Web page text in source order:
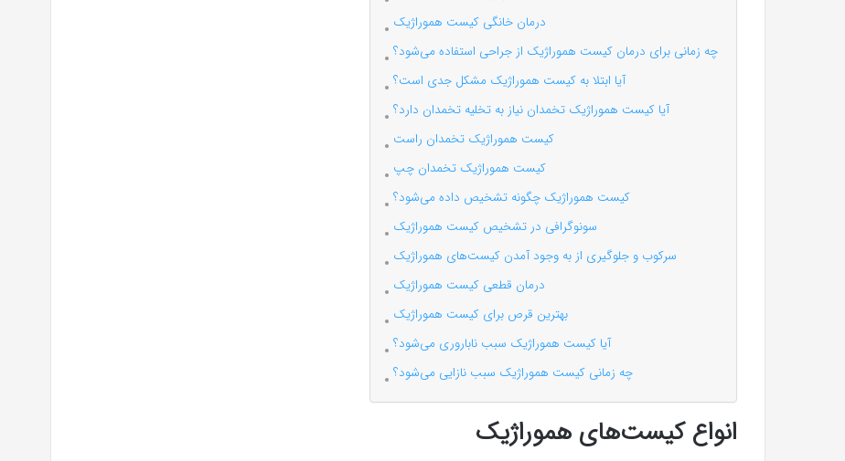
درمان خانگی کیست هموراژیک
چه زمانی برای درمان کیست هموراژیک از جراحی استفاده می‌شود؟
آیا ابتلا به کیست هموراژیک مشکل جدی است؟
آیا کیست هموراژیک تخمدان نیاز به تخلیه تخمدان دارد؟
کیست هموراژیک تخمدان راست
کیست هموراژیک تخمدان چپ
کیست هموراژیک چگونه تشخیص داده می‌شود؟
سونوگرافی در تشخیص کیست هموراژیک
سرکوب و جلوگیری از به وجود آمدن کیست‌های هموراژیک
درمان قطعی کیست هموراژیک
بهترین قرص برای کیست هموراژیک
آیا کیست هموراژیک سبب ناباروری می‌شود؟
چه زمانی کیست هموراژیک سبب نازایی می‌شود؟
انواع کیست‌های هموراژیک